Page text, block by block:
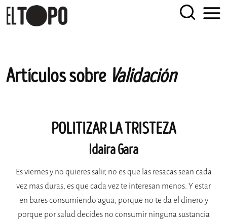
Skip
toArtículos sobre Validación
POLITIZAR LA TRISTEZA
Idaira Gara
Es viernes y no quieres salir, no es que las resacas sean cada
vez mas duras, es que cada vez te interesan menos. Y estar
en bares consumiendo agua, porque no te da el dinero y
porque por salud decides no consumir ninguna sustancia